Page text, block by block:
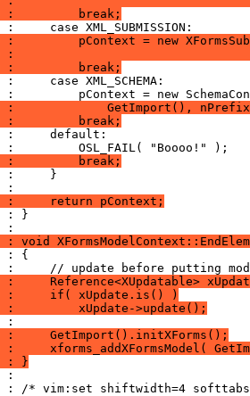
:         break;
:         pContext = new
:
:         break;
:             GetImport(),
:         break;
:         break;
:     return pContext;
: }
: void
:     Reference<XUpdatable>
:     if( xUpdate.is() )
:         xUpdate->update();
:     GetImport().initXForms();
:     xforms_addXFormsModel(
: }